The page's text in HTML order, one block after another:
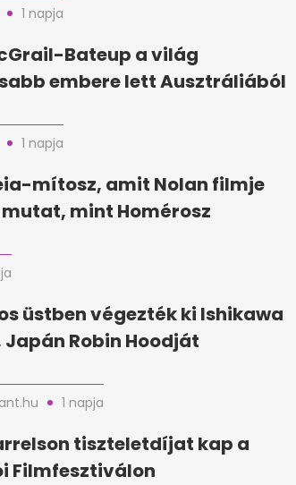
1 napja
Bateup a világ
embere lett Ausztráliából
1 napja
mítosz, amit Nolan filmje
mint Homérosz
üstben végezték ki Ishikawa
Japán Robin Hoodját
1 napja
tiszteletdíjat kap a
Filmfesztiválon